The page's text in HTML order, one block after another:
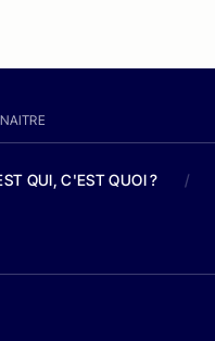
QUI, C'EST QUOI ? /